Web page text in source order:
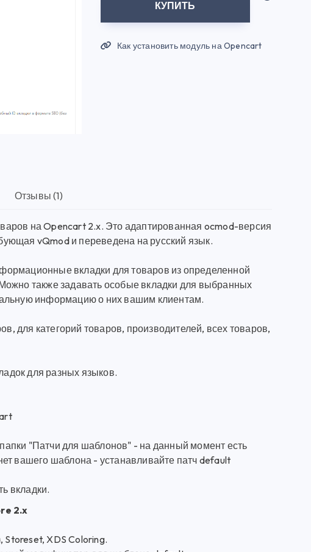
КУПИТЬ
Как установить модуль на Opencart
Отзывы (1)
на Opencart 2.x. Это адаптированная ocmod-версия
vQmod и переведена на русский язык.
вкладки для товаров из определенной
также задавать особые вкладки для выбранных
информацию о них вашим клиентам.
для категорий товаров, производителей, всех товаров,
для разных языков.
"Патчи для шаблонов" - на данный момент есть
вашего шаблона - устанавливайте патч default
вкладки.
2.x
XDS Coloring.